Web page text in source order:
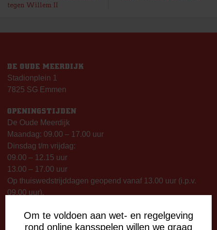
Om te voldoen aan wet- en regelgeving
rond online kansspelen willen we graag
tegen Willem II
DE OUDE MEERDIJK
Stadionplein 1
7825 SG Emmen
OPENINGSTIJDEN
De Oude Meerdijk
Maandag: 09.00 – 17.00 uur
Dinsdag t/m vrijdag:
09.00 – 12.15 uur
13.00 – 17.00 uur
Op thuiswedstrijddagen geopend vanaf 13.00 uur (i.p.v.
09.00 uur).
TELEFONISCHE BEREIKBAARHEID
Telefonisch bereikbaar op: